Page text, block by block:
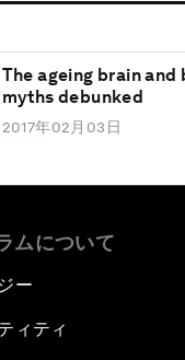
The ageing brain and
myths debunked
2017年02月03日
ムについて
ー
ィティ